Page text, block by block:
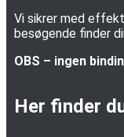
Vi sikrer med
besøgende finder
OBS – ingen
Her finder